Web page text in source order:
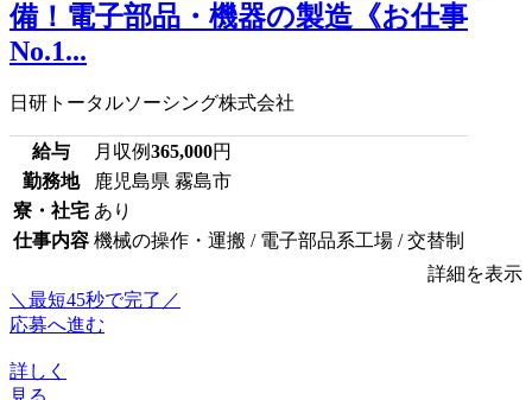
備！電子部品・機器の製造《お仕事
No.1...
日研トータルソーシング株式会社
給与 月収例365,000円
勤務地
鹿児島県 霧島市
寮・社宅 あり
仕事内容 機械の操作・運搬 / 電子部品系工場 / 交替制
詳細を表示
＼最短45秒で完了／
応募へ進む
詳しく